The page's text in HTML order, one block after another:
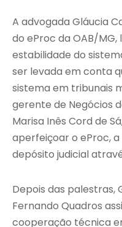
A advogada Gláucia
do eProc da OAB/
estabilidade do
ser levada em conta
sistema em tribunais
gerente de Negócios
Marisa Inês Cord de
aperfeiçoar o eProc, a
depósito judicial
Depois das palestras,
Fernando Quadros
cooperação técnica